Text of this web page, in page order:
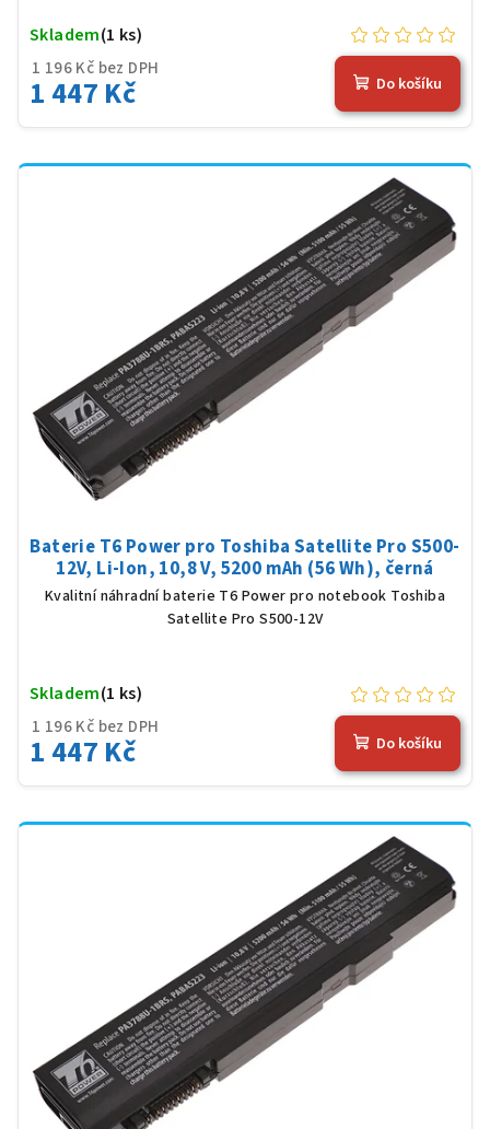
1 196 Kč bez DPH
1 447 Kč
Skladem(1 ks)
Do košíku
Baterie T6 Power pro Toshiba Satellite Pro S500-
12V, Li-Ion, 10,8 V, 5200 mAh (56 Wh), černá
Kvalitní náhradní baterie T6 Power pro notebook Toshiba
Satellite Pro S500-12V
1 196 Kč bez DPH
1 447 Kč
Skladem(1 ks)
Do košíku